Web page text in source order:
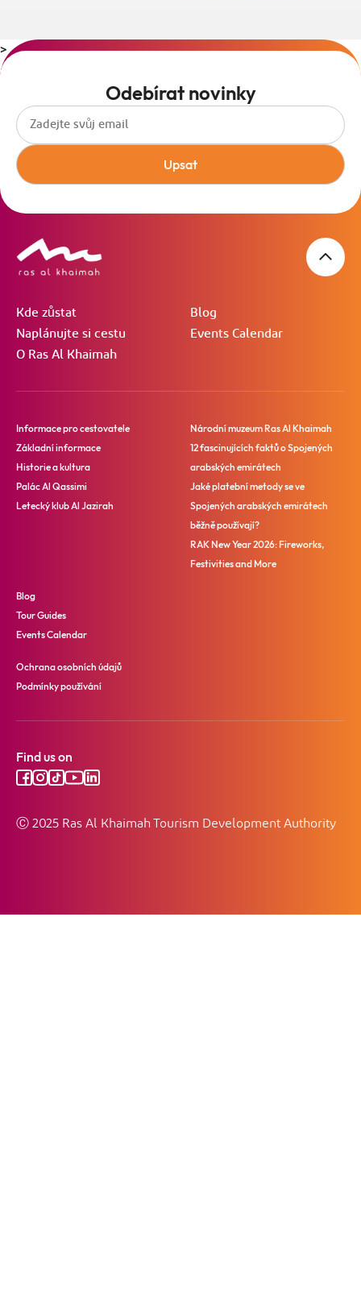
>
Odebírat novinky
Upsat
Kde zůstat
Naplánujte si cestu
O Ras Al Khaimah
Blog
Events Calendar
Informace pro cestovatele
Základní informace
Historie a kultura
Palác Al Qassimi
Letecký klub Al Jazirah
Národní muzeum Ras Al Khaimah
12 fascinujících faktů o Spojených
arabských emirátech
Jaké platební metody se ve
Spojených arabských emirátech
běžně používají?
RAK New Year 2026: Fireworks,
Festivities and More
Blog
Tour Guides
Events Calendar
Ochrana osobních údajů
Podmínky používání
Find us on
Ⓒ 2025 Ras Al Khaimah Tourism Development Authority